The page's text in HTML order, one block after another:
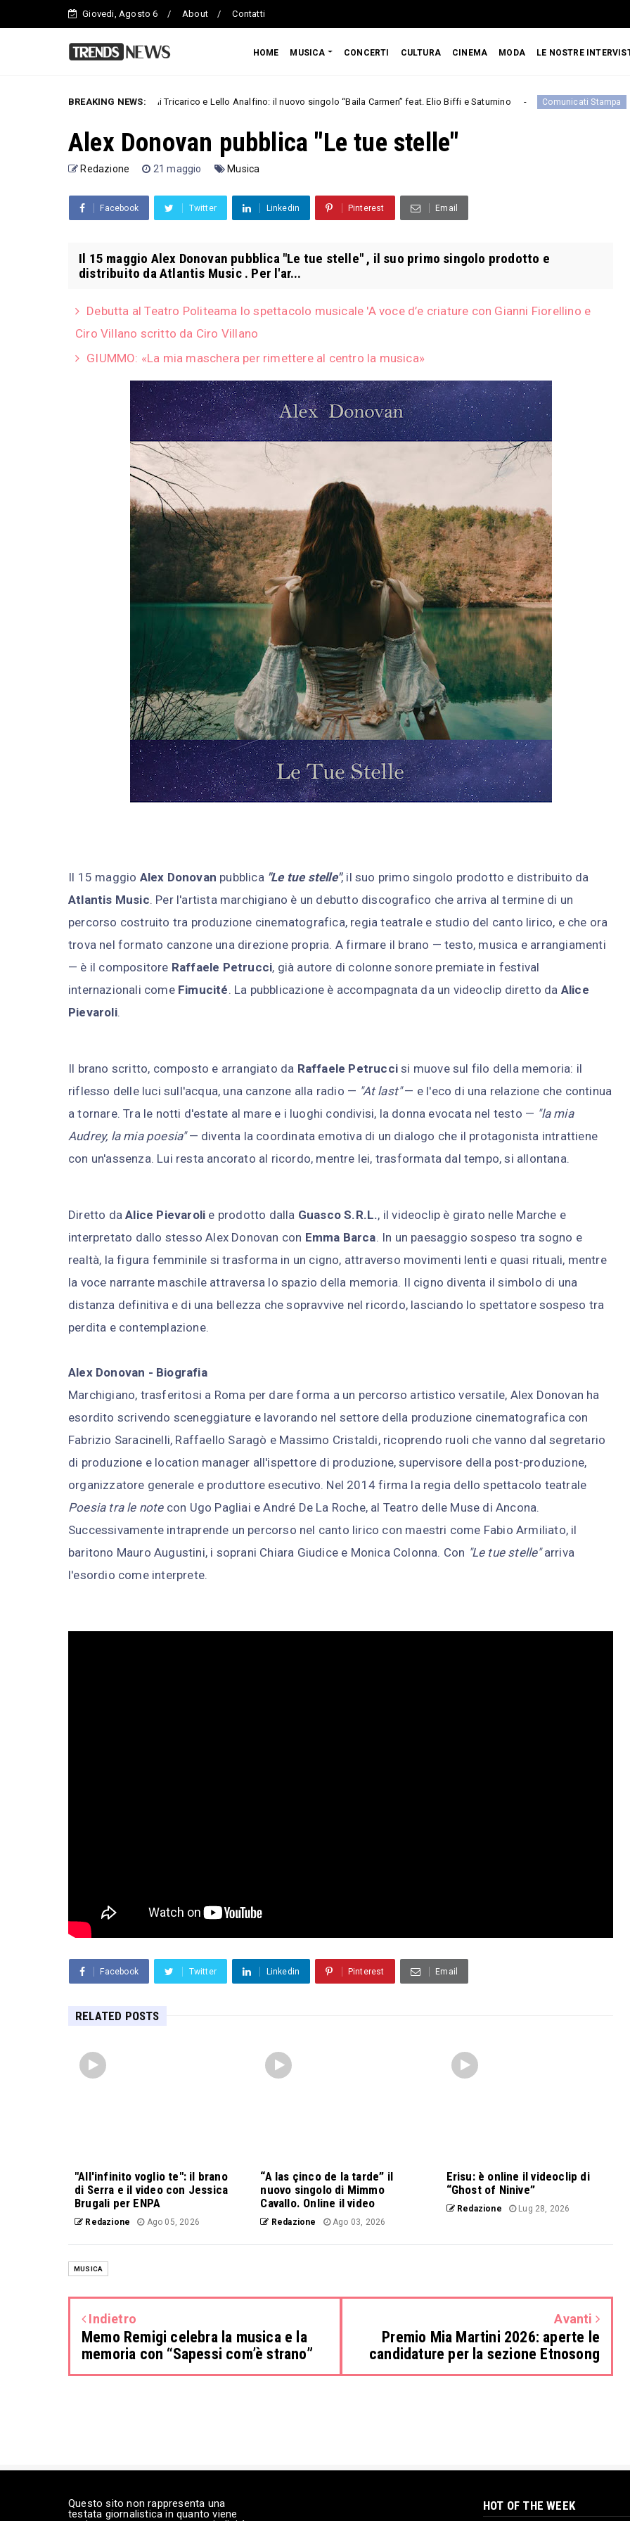
Giovedi, Agosto 6 About Contatti
HOME MUSICA CONCERTI CULTURA CINEMA MODA LE NOSTRE
BREAKING NEWS:
I Tarantolati di Tricarico e Lello Analfino: il nuovo singolo “Baila Carmen” feat. Elio Biffi e Saturnino Comunicati Stampa Debutta al
Alex Donovan pubblica "Le tue stelle"
Redazione 21 maggio Musica
Facebook Twitter Linkedin Pinterest Email
Il 15 maggio Alex Donovan pubblica "Le tue stelle" , il suo primo singolo prodotto e
distribuito da Atlantis Music . Per l'ar...
Debutta al Teatro Politeama lo spettacolo musicale 'A voce d’e criature con Gianni Fiorellino e
Ciro Villano scritto da Ciro Villano
GIUMMO: «La mia maschera per rimettere al centro la musica»
Il 15 maggio Alex Donovan pubblica"Le tue stelle", il suo primo singolo prodotto e distribuito da
Atlantis Music. Per l'artista marchigiano è un debutto discografico che arriva al termine di un
percorso costruito tra produzione cinematografica, regia teatrale e studio del canto lirico, e che ora
trova nel formato canzone una direzione propria. A firmare il brano — testo, musica e arrangiamenti
— è il compositore Raffaele Petrucci, già autore di colonne sonore premiate in festival
internazionali come Fimucité. La pubblicazione è accompagnata da un videoclip diretto da Alice
Pievaroli.
Il brano scritto, composto e arrangiato da Raffaele Petrucci si muove sul filo della memoria: il
riflesso delle luci sull'acqua, una canzone alla radio — "At last"— e l'eco di una relazione che continua
a tornare. Tra le notti d'estate al mare e i luoghi condivisi, la donna evocata nel testo — "la mia
Audrey, la mia poesia"— diventa la coordinata emotiva di un dialogo che il protagonista intrattiene
con un'assenza. Lui resta ancorato al ricordo, mentre lei, trasformata dal tempo, si allontana.
Diretto daAlice Pievaroli e prodotto dalla Guasco S.R.L., il videoclip è girato nelle Marche e
interpretato dallo stesso Alex Donovan con Emma Barca. In un paesaggio sospeso tra sogno e
realtà, la figura femminile si trasforma in un cigno, attraverso movimenti lenti e quasi rituali, mentre
la voce narrante maschile attraversa lo spazio della memoria. Il cigno diventa il simbolo di una
distanza definitiva e di una bellezza che sopravvive nel ricordo, lasciando lo spettatore sospeso tra
perdita e contemplazione.
Alex Donovan - Biografia
Marchigiano, trasferitosi a Roma per dare forma a un percorso artistico versatile, Alex Donovan ha
esordito scrivendo sceneggiature e lavorando nel settore della produzione cinematografica con
Fabrizio Saracinelli, Raffaello Saragò e Massimo Cristaldi, ricoprendo ruoli che vanno dal segretario
di produzione e location manager all'ispettore di produzione, supervisore della post-produzione,
organizzatore generale e produttore esecutivo. Nel 2014 firma la regia dello spettacolo teatrale
Poesia tra le notecon Ugo Pagliai e André De La Roche, al Teatro delle Muse di Ancona.
Successivamente intraprende un percorso nel canto lirico con maestri come Fabio Armiliato, il
baritono Mauro Augustini, i soprani Chiara Giudice e Monica Colonna. Con "Le tue stelle"arriva
l'esordio come interprete.
Facebook Twitter Linkedin Pinterest Email
RELATED POSTS
"All'infinito voglio te": il brano
di Serra e il video con Jessica
Brugali per ENPA
Redazione Ago 05, 2026
“A las çinco de la tarde” il
nuovo singolo di Mimmo
Cavallo. Online il video
Redazione Ago 03, 2026
Erisu: è online il videoclip di
“Ghost of Ninive”
Redazione Lug 28, 2026
MUSICA
Indietro
Memo Remigi celebra la musica e la
memoria con “Sapessi com’è strano”
Avanti
Premio Mia Martini 2026: aperte le
candidature per la sezione Etnosong
Questo sito non rappresenta una
testata giornalistica in quanto viene
HOT OF THE WEEK